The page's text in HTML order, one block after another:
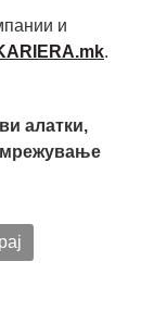
и
.
алатки,